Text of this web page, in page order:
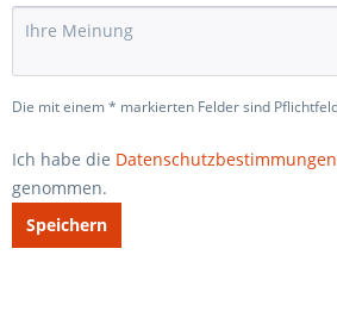
Die mit einem * markierten Felder sind
Ich habe die Datenschutzbestimmungen
genommen.
Speichern